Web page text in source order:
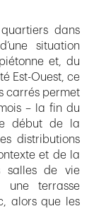
dans
situation
et, du
Est-Ouest, ce
carrés permet
– la fin du
début de la
distributions
et de la
salles de vie
une terrasse
alors que les